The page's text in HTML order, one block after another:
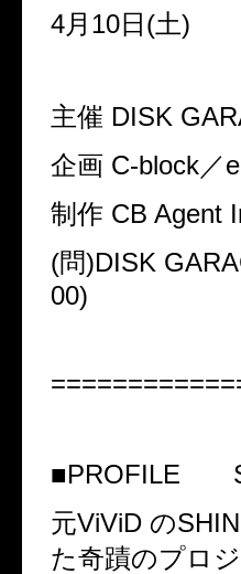
4月10日(土)
主催 DISK
企画 C-block／
制作 CB Agent
(問)DISK
00)
■PROFILE
元ViViD のSHIN
た奇蹟のプロ